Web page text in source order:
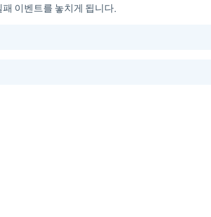
이벤트를 놓치게 됩니다.